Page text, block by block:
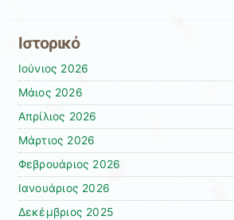
Ιστορικό
Ιούνιος 2026
Μάιος 2026
Απρίλιος 2026
Μάρτιος 2026
Φεβρουάριος 2026
Ιανουάριος 2026
Δεκέμβριος 2025